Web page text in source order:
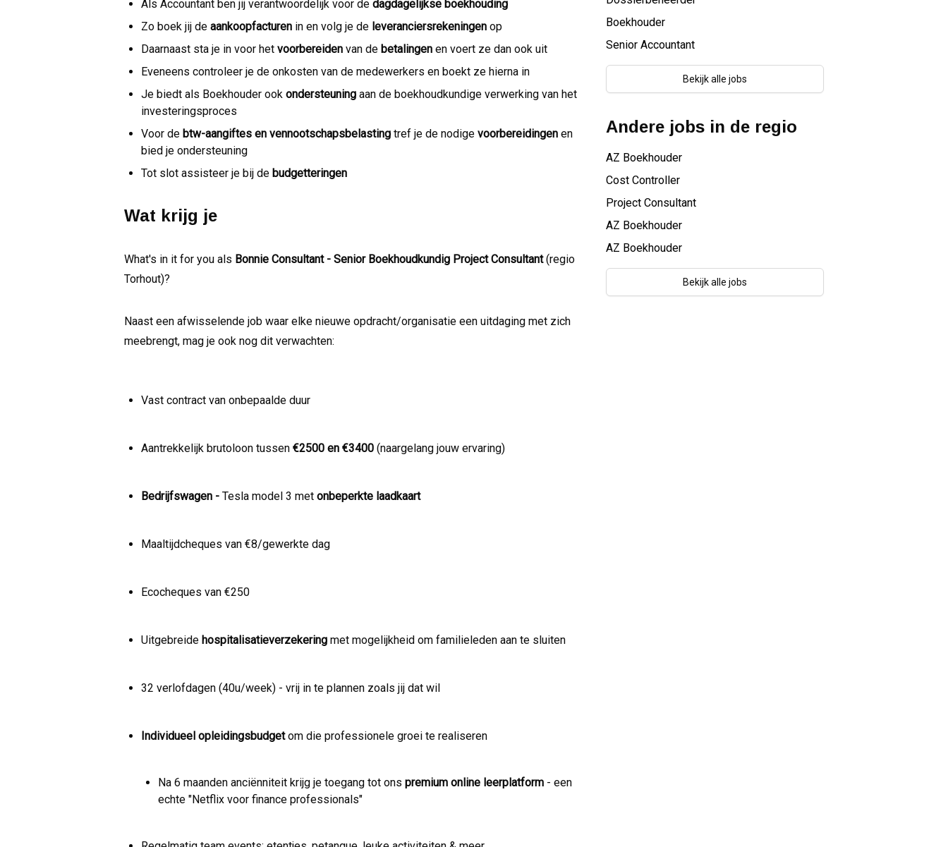
Als Accountant ben jij verantwoordelijk voor de dagdagelijkse boekhouding
Zo boek jij de aankoopfacturen in en volg je de leveranciersrekeningen op
Daarnaast sta je in voor het voorbereiden van de betalingen en voert ze dan ook uit
Eveneens controleer je de onkosten van de medewerkers en boekt ze hierna in
Je biedt als Boekhouder ook ondersteuning aan de boekhoudkundige verwerking van het
investeringsproces
Voor de btw-aangiftes en vennootschapsbelasting tref je de nodige voorbereidingen en
bied je ondersteuning
Tot slot assisteer je bij de budgetteringen
Wat krijg je
What's in it for you als Bonnie Consultant - Senior Boekhoudkundig Project Consultant(regio
Torhout)?
Naast een afwisselende job waar elke nieuwe opdracht/organisatie een uitdaging met zich
meebrengt, mag je ook nog dit verwachten:
Vast contract van onbepaalde duur
Aantrekkelijk brutoloon tussen €2500 en €3400 (naargelang jouw ervaring)
Bedrijfswagen - Tesla model 3 met onbeperkte laadkaart
Maaltijdcheques van €8/gewerkte dag
Ecocheques van €250
Uitgebreide hospitalisatieverzekering met mogelijkheid om familieleden aan te sluiten
32 verlofdagen (40u/week) - vrij in te plannen zoals jij dat wil
Individueel opleidingsbudgetom die professionele groei te realiseren
Na 6 maanden anciënniteit krijg je toegang tot ons premium online leerplatform - een
echte "Netflix voor finance professionals"
Boekhouder
Senior Accountant
Bekijk alle jobs
Andere jobs in de regio
AZ Boekhouder
Cost Controller
Project Consultant
AZ Boekhouder
AZ Boekhouder
Bekijk alle jobs